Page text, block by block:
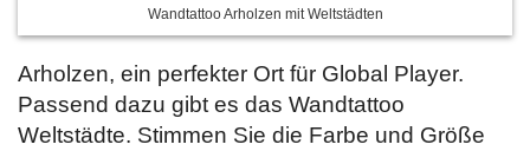
Wandtattoo Arholzen mit Weltstädten
Arholzen, ein perfekter Ort für Global Player.
Passend dazu gibt es das Wandtattoo
Weltstädte. Stimmen Sie die Farbe und Größe